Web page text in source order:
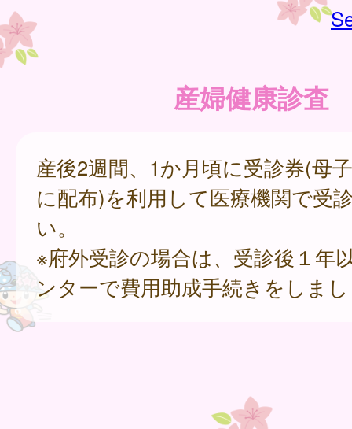
産婦健康診査
産後2週間、1か月頃に受診券(母
に配布)を利用して医療機関で受
い。
※府外受診の場合は、受診後１年
ンターで費用助成手続きをしま